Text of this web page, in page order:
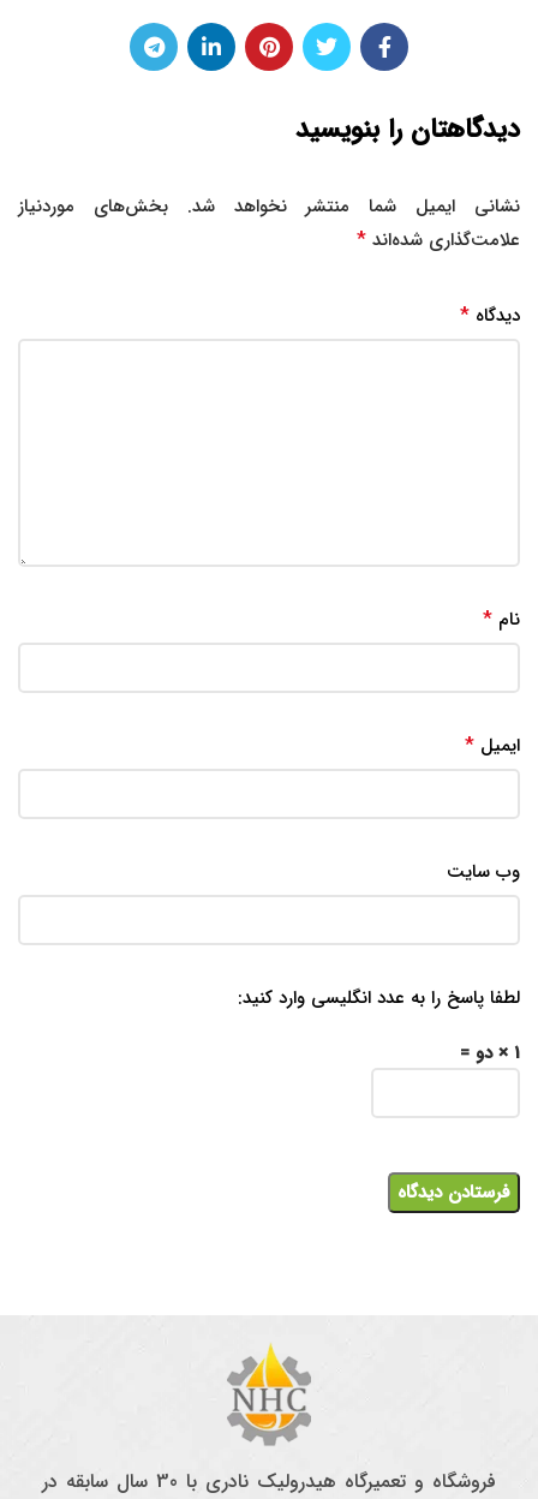
دیدگاهتان را بنویسید
نشانی ایمیل شما منتشر نخواهد شد.
بخش‌های موردنیاز
علامت‌گذاری شده‌اند *
دیدگاه *
نام *
ایمیل *
وب‌ سایت
لطفا پاسخ را به عدد انگلیسی وارد کنید:
1 × دو =
فروشگاه و تعمیرگاه هیدرولیک نادری با 30 سال سابقه در